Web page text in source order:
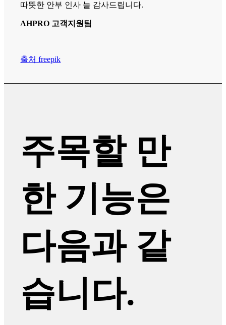
따뜻한 안부 인사 늘 감사드립니다.
AHPRO 고객지원팀
출처 freepik
주목할 만
한 기능은
다음과 같
습니다.